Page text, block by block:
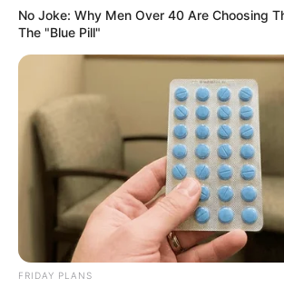
Why this ordinary drink is the secret
best every day
CTA FAVORITE
No Joke: Why Men Over 40 Are Choosing
The "Blue Pill"
FRIDAY PLANS